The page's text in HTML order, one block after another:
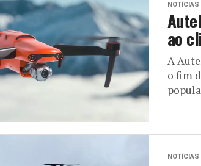
NOTÍCIAS
ao
A
o fim
NOTÍCIAS